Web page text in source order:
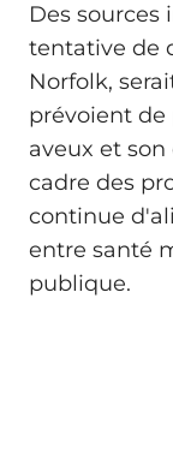
Des
tentative de
Norfolk,
prévoient de
aveux et
cadre des
continue
entre santé
publique.